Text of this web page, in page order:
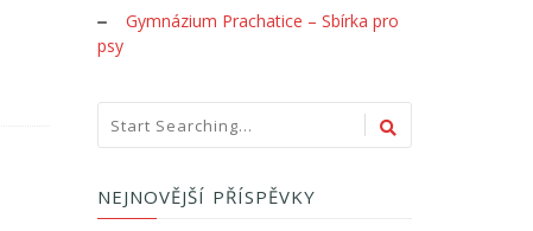
Gymnázium Prachatice – Sbírka pro
psy
NEJNOVĚJŠÍ PŘÍSPĚVKY